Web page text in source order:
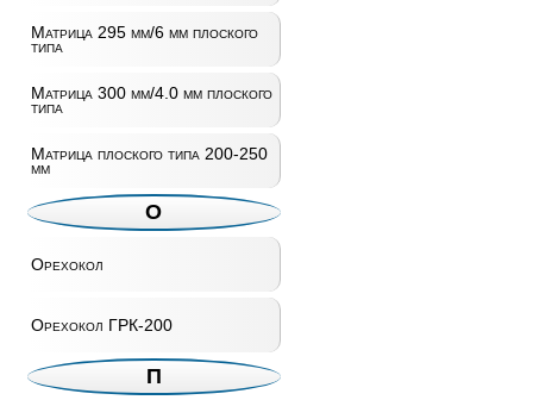
Матрица 295 мм/6 мм плоского
типа
Матрица 300 мм/4.0 мм плоского
типа
Матрица плоского типа 200-250
мм
О
Орехокол
Орехокол ГРК-200
П